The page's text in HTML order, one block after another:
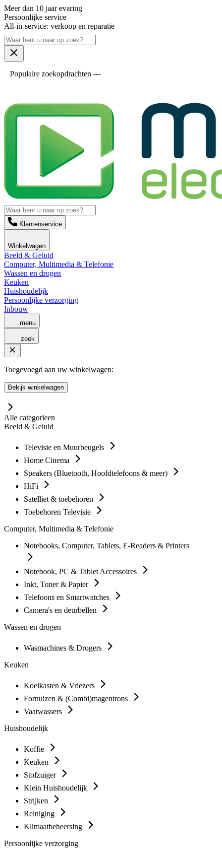
Meer dan 10 jaar evaring
Persoonlijke service
All-in-service: verkoop en reparatie
Populaire zoekopdrachten ---
Klantenservice
Winkelwagen
Beeld & Geluid
Computer, Multimedia & Telefonie
Wassen en drogen
Keuken
Huishoudelijk
Persoonlijke verzorging
Inbouw
menu
zoek
Toegevoegd aan uw winkelwagen:
Bekijk winkelwagen
Alle categorieen
Beeld & Geluid
Televisie en Muurbeugels
Home Cinema
Speakers (Bluetooth, Hoofdtelefoons & meer)
HiFi
Satelliet & toebehoren
Toebehoren Televisie
Computer, Multimedia & Telefonie
Notebooks, Computer, Tablets, E-Readers & Printers
Notebook, PC & Tablet Accessoires
Inkt, Toner & Papier
Telefoons en Smartwatches
Camera's en deurbellen
Wassen en drogen
Wasmachines & Drogers
Keuken
Koelkasten & Vriezers
Fornuizen & (Combi)magentrons
Vaatwassers
Huishoudelijk
Koffie
Keuken
Stofzuiger
Klein Huishoudelijk
Strijken
Reiniging
Klimaatbeheersing
Persoonlijke verzorging